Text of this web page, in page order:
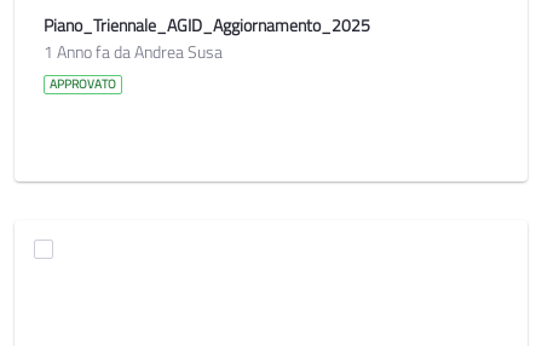
Piano_Triennale_AGID_Aggiornamento_2025
1 Anno fa da Andrea Susa
APPROVATO